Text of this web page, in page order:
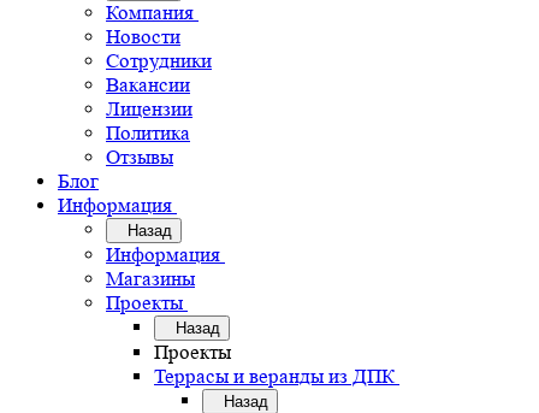
Компания
Новости
Сотрудники
Вакансии
Лицензии
Политика
Отзывы
Блог
Информация
Назад
Информация
Магазины
Проекты
Назад
Проекты
Террасы и веранды из ДПК
Назад